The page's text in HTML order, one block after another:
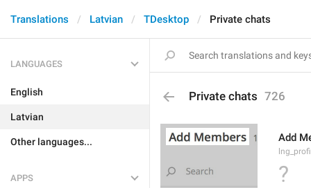
Translations Latvian TDesktop Private chats
LANGUAGES
English
Latvian
Other languages...
APPS
Private chats 726
Add
?